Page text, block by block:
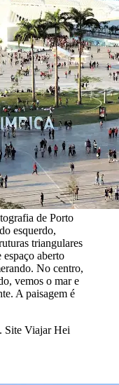
de Porto
esquerdo,
triangulares
aberto
No centro,
vemos o mar e
A paisagem é
Site Viajar Hei